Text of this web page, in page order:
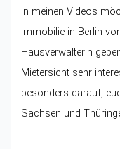
In meinen Videos
Immobilie in Berlin
Hausverwalterin
Mietersicht sehr
besonders darauf,
Sachsen und